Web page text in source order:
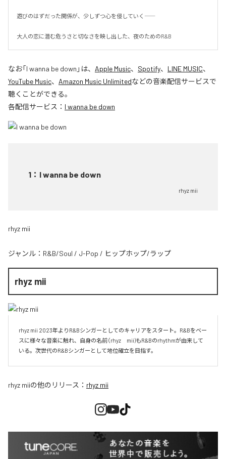
遊びのはずだった関係が、少しずつ心を侵していく――
大人の恋に潜む危うさと切なさを映し出した、夜のためのR&B
なお「I wanna be down 」は、 Apple Music、 Spotify、 LINE MUSIC、
YouTube Music、 Amazon Music Unlimitedなどの音楽配信サービスで
聴くことができる。
各配信サービス： I wanna be down
1 ： I wanna be down
rhyz mii
rhyz mii
ジャンル： R&B/Soul / J-Pop / ヒップホップ/ラップ
rhyz mii
rhyz mii 2023年よりR&Bシンガーとしてのキャリアをスタート。R&Bをベー
スに様々な音楽に触れ、自身の名前（rhyz　mii)もR&Bのrhythmが由来して
いる。次世代のR&Bシンガーとして地位確立を目指す。
rhyz miiの他のリリース： rhyz mii